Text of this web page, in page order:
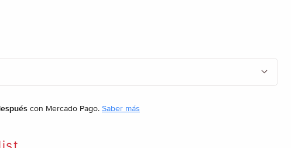
con Mercado Pago. Saber más